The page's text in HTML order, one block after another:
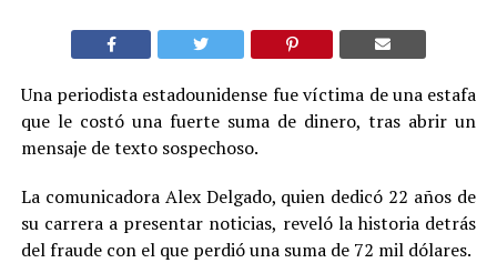
Una periodista estadounidense fue víctima de una estafa
que le costó una fuerte suma de dinero, tras abrir un
mensaje de texto sospechoso.
La comunicadora Alex Delgado, quien dedicó 22 años de
su carrera a presentar noticias, reveló la historia detrás
del fraude con el que perdió una suma de 72 mil dólares.